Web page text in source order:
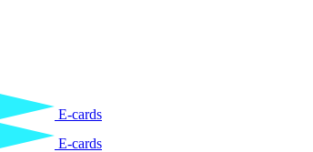
E-cards
E-cards